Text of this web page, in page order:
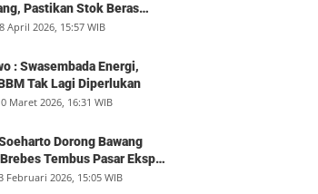
Pastikan Stok Beras
Distribusi Lancar
April 2026, 15:57 WIB
: Swasembada Energi,
Tak Lagi Diperlukan
Maret 2026, 16:31 WIB
Dorong Bawang
Tembus Pasar Ekspor,
Untung Rp350 Juta per
Februari 2026, 15:05 WIB